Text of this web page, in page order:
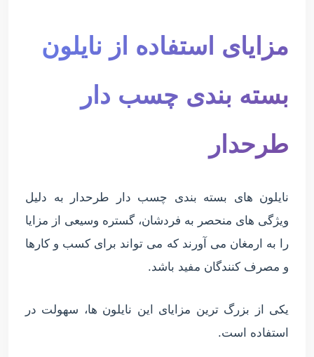
مزایای استفاده از نایلون
بسته بندی چسب دار
طرحدار
نایلون های بسته بندی چسب دار طرحدار به دلیل
ویژگی های منحصر به فردشان، گستره وسیعی از مزایا
را به ارمغان می آورند که می تواند برای کسب و کارها
و مصرف کنندگان مفید باشد.
یکی از بزرگ ترین مزایای این نایلون ها، سهولت در
استفاده است.